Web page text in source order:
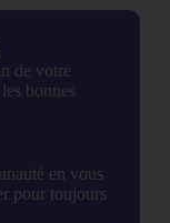
de votre
bonnes
en vous
pour toujours